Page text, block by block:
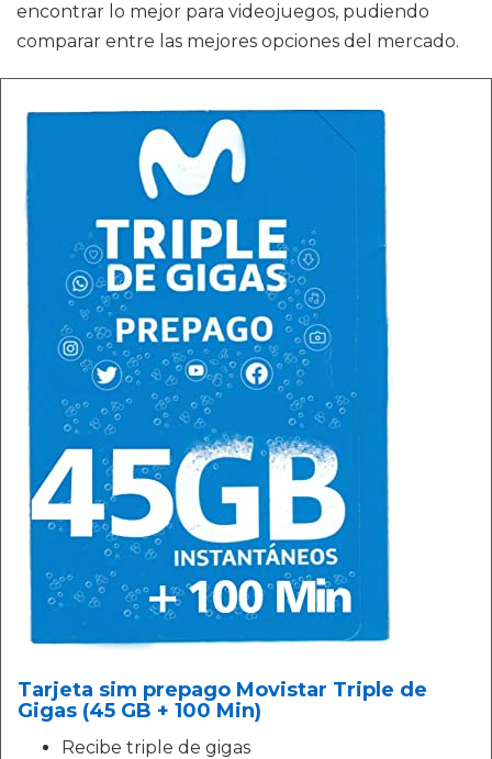
encontrar lo mejor para videojuegos, pudiendo
comparar entre las mejores opciones del mercado.
Tarjeta sim prepago Movistar Triple de
Gigas (45 GB + 100 Min)
Recibe triple de gigas